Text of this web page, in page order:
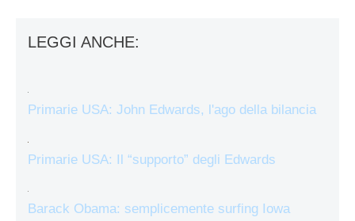
LEGGI ANCHE:
Primarie USA: John Edwards, l'ago della bilancia
Primarie USA: Il “supporto” degli Edwards
Barack Obama: semplicemente surfing Iowa